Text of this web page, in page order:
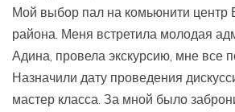
Мой выбор пал на комьюнити центр
района. Меня встретила молодая
Адина, провела экскурсию, мне все
Назначили дату проведения
мастер класса. За мной было